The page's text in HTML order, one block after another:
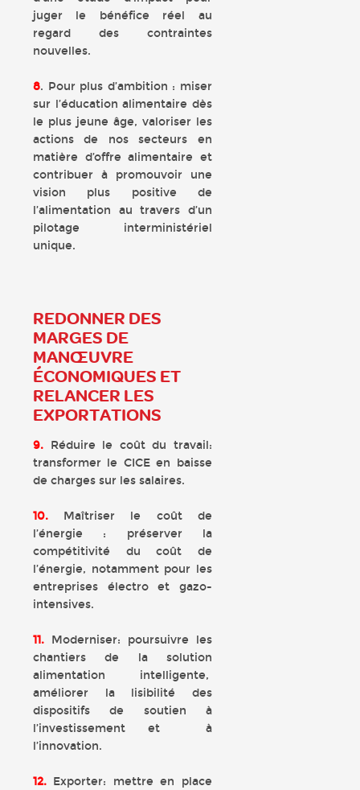
juger le bénéfice réel au
regard des contraintes
nouvelles.
8. Pour plus d’ambition : miser
sur l’éducation alimentaire dès
le plus jeune âge, valoriser les
actions de nos secteurs en
matière d’offre alimentaire et
contribuer à promouvoir une
vision plus positive de
l’alimentation au travers d’un
pilotage interministériel
unique.
REDONNER DES
MARGES DE
MANŒUVRE
ÉCONOMIQUES ET
RELANCER LES
EXPORTATIONS
9. Réduire le coût du travail:
transformer le CICE en baisse
de charges sur les salaires.
10. Maîtriser le coût de
l’énergie : préserver la
compétitivité du coût de
l’énergie, notamment pour les
entreprises électro et gazo-
intensives.
11. Moderniser: poursuivre les
chantiers de la solution
alimentation intelligente,
améliorer la lisibilité des
dispositifs de soutien à
l’investissement et à
l’innovation.
12. Exporter: mettre en place